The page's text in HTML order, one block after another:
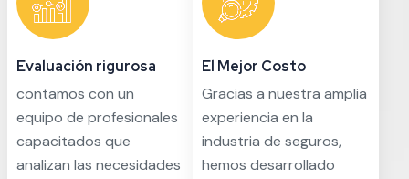
Evaluación rigurosa
contamos con un
equipo de profesionales
capacitados que
analizan las necesidades
El Mejor Costo
Gracias a nuestra amplia
experiencia en la
industria de seguros,
hemos desarrollado